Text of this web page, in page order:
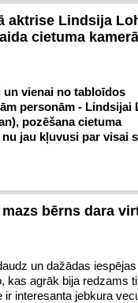
aktrise Lindsija
cietuma
un vienai no tabloīdos
personām - Lindsijai
pozēšana cietuma
jau kļuvusi par visai
mazs bērns dara
un dažādas
kas agrāk bija redzams
ir interesanta jebkura